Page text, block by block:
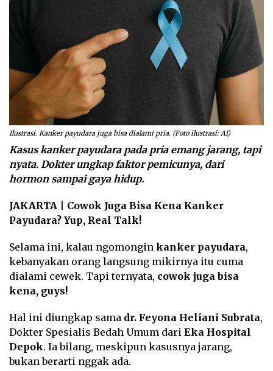
Ilustrasi. Kanker payudara juga bisa dialami pria. (Foto ilustrasi: AI)
Kasus kanker payudara pada pria emang jarang, tapi
nyata. Dokter ungkap faktor pemicunya, dari
hormon sampai gaya hidup.
JAKARTA
Cowok Juga Bisa Kena Kanker
Payudara? Yup, Real Talk!
Selama ini, kalau ngomongin kanker payudara,
kebanyakan orang langsung mikirnya itu cuma
dialami cewek. Tapi ternyata, cowok juga bisa
kena, guys!
Hal ini diungkap sama dr. Feyona Heliani Subrata,
Dokter Spesialis Bedah Umum dari Eka Hospital
Depok. Ia bilang, meskipun kasusnya jarang,
bukan berarti nggak ada.